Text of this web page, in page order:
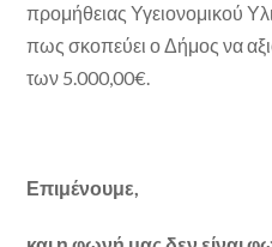
προμήθειας Υγειονομικού
πως σκοπεύει ο Δήμος να
των 5.000,00€.
Επιμένουμε,